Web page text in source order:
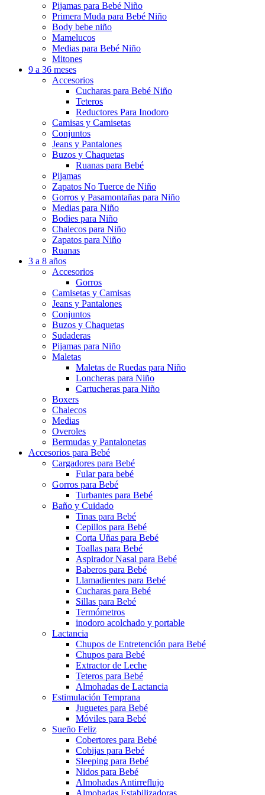
Pijamas para Bebé Niño
Primera Muda para Bebé Niño
Body bebe niño
Mamelucos
Medias para Bebé Niño
Mitones
9 a 36 meses
Accesorios
Cucharas para Bebé Niño
Teteros
Reductores Para Inodoro
Camisas y Camisetas
Conjuntos
Jeans y Pantalones
Buzos y Chaquetas
Ruanas para Bebé
Pijamas
Zapatos No Tuerce de Niño
Gorros y Pasamontañas para Niño
Medias para Niño
Bodies para Niño
Chalecos para Niño
Zapatos para Niño
Ruanas
3 a 8 años
Accesorios
Gorros
Camisetas y Camisas
Jeans y Pantalones
Conjuntos
Buzos y Chaquetas
Sudaderas
Pijamas para Niño
Maletas
Maletas de Ruedas para Niño
Loncheras para Niño
Cartucheras para Niño
Boxers
Chalecos
Medias
Overoles
Bermudas y Pantalonetas
Accesorios para Bebé
Cargadores para Bebé
Fular para bebé
Gorros para Bebé
Turbantes para Bebé
Baño y Cuidado
Tinas para Bebé
Cepillos para Bebé
Corta Uñas para Bebé
Toallas para Bebé
Aspirador Nasal para Bebé
Baberos para Bebé
Llamadientes para Bebé
Cucharas para Bebé
Sillas para Bebé
Termómetros
inodoro acolchado y portable
Lactancia
Chupos de Entretención para Bebé
Chupos para Bebé
Extractor de Leche
Teteros para Bebé
Almohadas de Lactancia
Estimulación Temprana
Juguetes para Bebé
Móviles para Bebé
Sueño Feliz
Cobertores para Bebé
Cobijas para Bebé
Sleeping para Bebé
Nidos para Bebé
Almohadas Antirreflujo
Almohadas Estabilizadoras